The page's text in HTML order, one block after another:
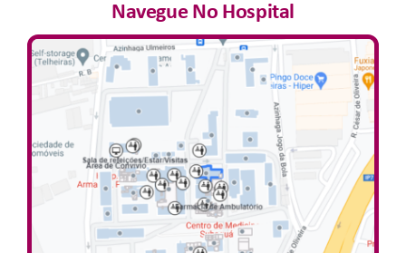
Navegue No Hospital